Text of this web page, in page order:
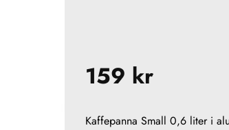
159 kr
Kaffepanna Small 0,6 liter i